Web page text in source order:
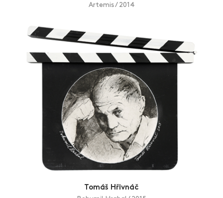
Artemis / 2014
Tomáš Hřivnáč